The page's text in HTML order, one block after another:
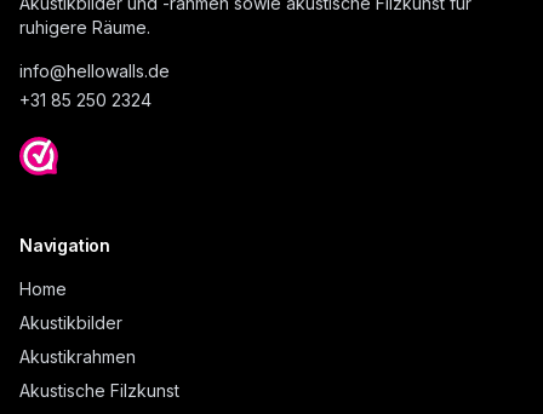
ruhigere Räume.
info@hellowalls.de
+31 85 250 2324
Navigation
Home
Akustikbilder
Akustikrahmen
Akustische Filzkunst